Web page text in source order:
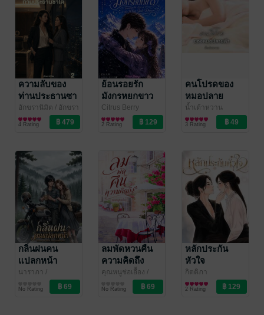
ความลับของ
ท่านประธานซา
โต้ เล่ม 2 (จบ)
อักขรานิมิต / อักขรา
วิจิตร
นิยาย Girl
Love/Yuri
4 Rating
ย้อนรอยรัก
มังกรหยกขาว
Citrus Berry
นิยาย Girl
Love/Yuri
2 Rating
คนโปรดของ
หมอปลาย
ฟ้า(Girl love)
น้ำเต้าหวาน
นิยาย Girl
Love/Yuri
3 Rating
กลิ่นฝนคน
แปลกหน้า
นาราภา /
GOODLIVESRICHDAY
Love/Yuri
No Rating
ลมพัดหวนคืน
ความคิดถึง
คุณหนูช่อเอื้อง /
Love/Yuri
No Rating
หลักประกัน
หัวใจ
กิตติภา
นิยาย Girl
Love/Yuri
2 Rating